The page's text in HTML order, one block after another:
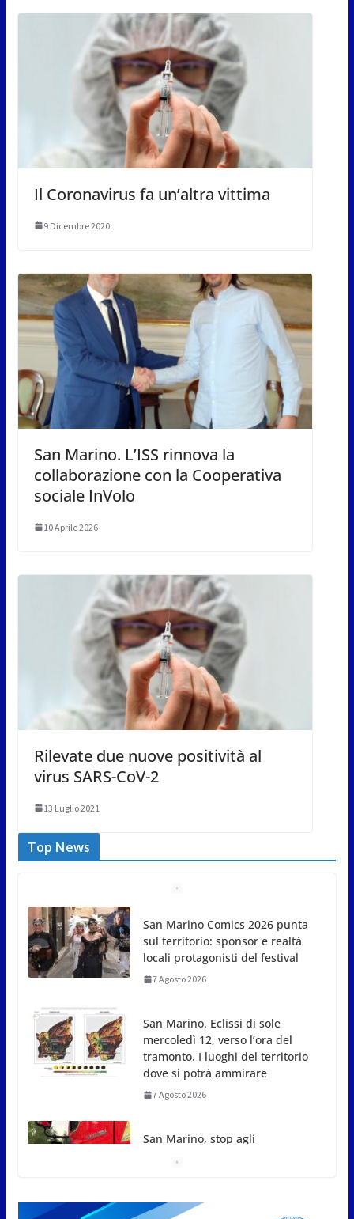
Il Coronavirus fa un’altra vittima
9 Dicembre 2020
San Marino. L’ISS rinnova la
collaborazione con la Cooperativa
sociale InVolo
10 Aprile 2026
Rilevate due nuove positività al
virus SARS-CoV-2
13 Luglio 2021
Top News
San Marino Comics 2026 punta
sul territorio: sponsor e realtà
locali protagonisti del festival
7 Agosto 2026
San Marino. Eclissi di sole
mercoledì 12, verso l’ora del
tramonto. I luoghi del territorio
dove si potrà ammirare
7 Agosto 2026
San Marino, stop agli
salate